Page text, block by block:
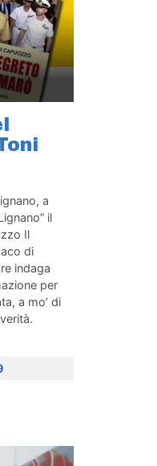
a
il
Il
di
indaga
per
a mo’ di